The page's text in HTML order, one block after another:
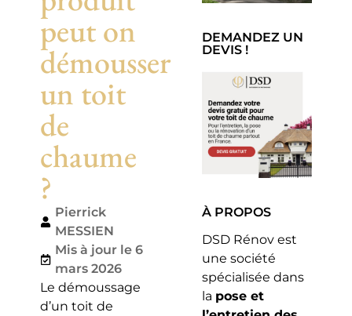
peut on
démousser
un toit
de
chaume
?
Pierrick
MESSIEN
Mis à jour le 6
mars 2026
Le démoussage
d’un toit de
DEMANDEZ UN
DEVIS !
À PROPOS
DSD Rénov est
une société
spécialisée dans
la pose et